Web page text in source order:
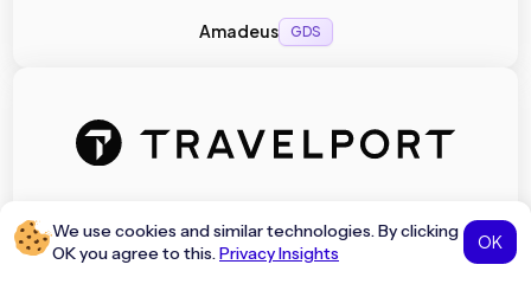
We use cookies and similar technologies. By clicking
OK you agree to this.Privacy Insights
OK
Amadeus GDS
Travelport is a travel commerce platform enabling NDC
adoption and streamlined content access for agents